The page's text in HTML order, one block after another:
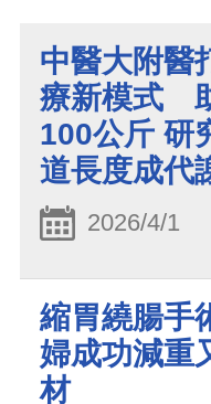
中醫大附醫
療新模式
100公斤 研
道長度成代
2026/4/1
縮胃繞腸手
婦成功減重
材